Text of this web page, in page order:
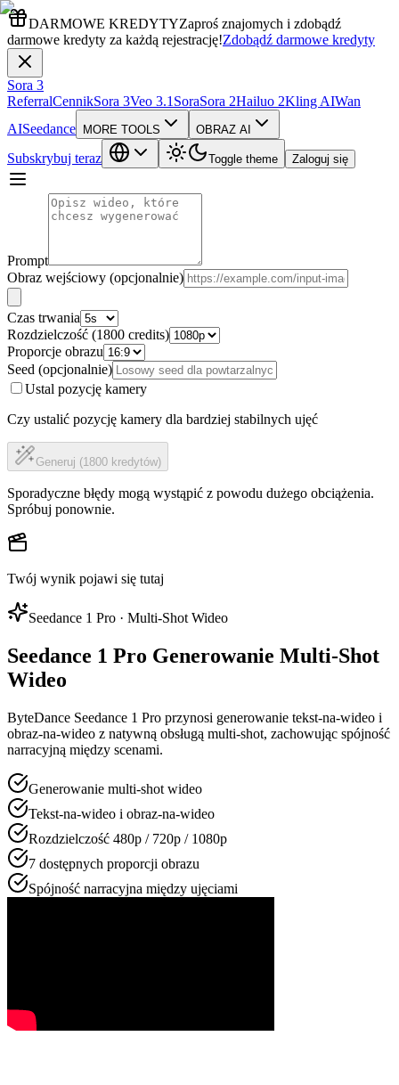
DARMOWE KREDYTYZaproś znajomych i zdobądź
darmowe kredyty za każdą rejestrację!Zdobądź darmowe kredyty
Sora 3
ReferralCennikSora 3Veo 3.1 SoraSora 2Hailuo 2Kling AIWan
AISeedance MORE TOOLS OBRAZ AI
Subskrybuj teraz Toggle theme Zaloguj się
Prompt
Obraz wejściowy (opcjonalnie)
Czas trwania
Rozdzielczość (1800 credits)
Proporcje obrazu
Seed (opcjonalnie)
Ustal pozycję kamery
Czy ustalić pozycję kamery dla bardziej stabilnych ujęć
Generuj (1800 kredytów)
Sporadyczne błędy mogą wystąpić z powodu dużego obciążenia.
Spróbuj ponownie.
Twój wynik pojawi się tutaj
Seedance 1 Pro · Multi-Shot Wideo
Seedance 1 Pro Generowanie Multi-Shot
Wideo
ByteDance Seedance 1 Pro przynosi generowanie tekst-na-wideo i
obraz-na-wideo z natywną obsługą multi-shot, zachowując spójność
narracyjną między scenami.
Generowanie multi-shot wideo
Tekst-na-wideo i obraz-na-wideo
Rozdzielczość 480p / 720p / 1080p
7 dostępnych proporcji obrazu
Spójność narracyjna między ujęciami